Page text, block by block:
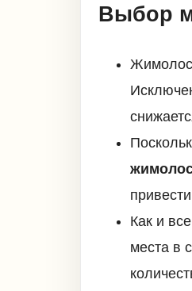
Выбор
Как и
места в